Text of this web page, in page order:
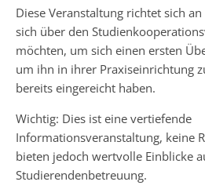
Diese Veranstaltung richtet sich
sich über den
möchten, um sich einen ersten
um ihn in ihrer Praxiseinrichtung
bereits eingereicht haben.
Wichtig: Dies ist eine vertiefende
Informationsveranstaltung, keine
bieten jedoch wertvolle Einblicke
Studierendenbetreuung.